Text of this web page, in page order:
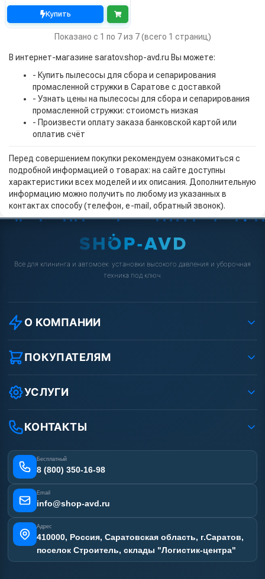
Купить
Показано с 1 по 7 из 7 (всего 1 страниц)
В интернет-магазине saratov.shop-avd.ru Вы можете:
- Купить пылесосы для сбора и сепарирования
промасленной стружки в Саратове с доставкой
- Узнать цены на пылесосы для сбора и сепарирования
промасленной стружки: стоиомсть низкая
- Произвести оплату заказа банковской картой или
оплатив счёт
Перед совершением покупки рекомендуем ознакомиться с
подробной информацией о товарах: на сайте доступны
характеристики всех моделей и их описания. Дополнительную
информацию можно получить по любому из указанных в
контактах способу (телефон, e-mail, обратный звонок).
Всё для клининга и автомоек: установки высокого давления и уборочная
техника под ключ.
О КОМПАНИИ
О компании
Реквизиты ООО «Шоп АВД»
Защита данных клиента
Условия соглашения
Вакансии
Статьи
ПОКУПАТЕЛЯМ
Как заказать?
Оплата
Доставка
Лизинг
Получить скидку
УСЛУГИ
Ремонт АВД
Сертификаты
Наши работы
Отзывы наших клиентов
Карта сайта
КОНТАКТЫ
Бесплатный
8 (800) 350-16-98
Email
info@shop-avd.ru
Адрес
410000, Россия, Саратовская область, г.Саратов,
поселок Строитель, склады "Логистик-центра"